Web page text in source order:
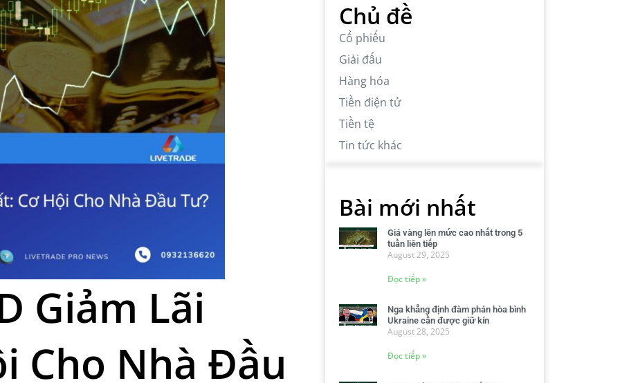
Giảm Lãi
Cho Nhà Đầu
Chủ đề
Cổ phiếu
Giải đấu
Hàng hóa
Tiền điện tử
Tiền tệ
Tin tức khác
Bài mới nhất
Giá vàng lên mức cao nhất trong 5
tuần liên tiếp
August 29, 2025
Đọc tiếp »
Nga khẳng định đàm phán hòa bình
Ukraine cần được giữ kín
August 28, 2025
Đọc tiếp »